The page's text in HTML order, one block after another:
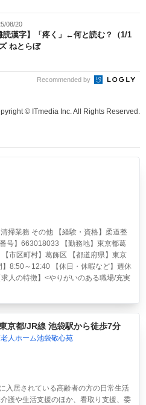
08/20
読漢字】「疼く」←何と読む？（1/1
ねとらぼ
Recommended by
© ITmedia Inc. All Rights Reserved.
掃業務 その他 【経験・資格】柔道整
号】663018033 【勤務地】東京都葛
市区町村】葛飾区 【都道府県】東京
8:50～12:40 【休日・休暇など】週休
人の特徴】<やりがいのある職場/充実
京都/JR線 池袋駅から徒歩7分
人ホーム池袋敬心苑
入居されている高齢者の方の日常生活
護や生活支援のほか、看取り支援、委